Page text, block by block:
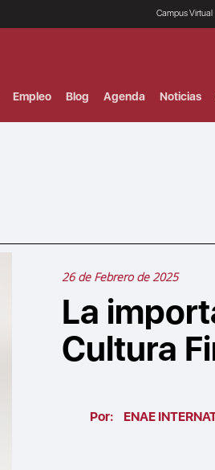
Campus Virtual
Empleo Blog Agenda Noticias
26 de Febrero de 2025
La
Cultura
Por: ENAE